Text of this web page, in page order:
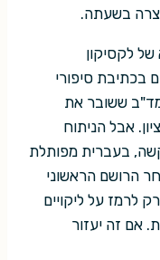
בשעתה.
לקסיקון
בכתיבת סיפורי
ששובר את
אבל הניתוח
בעברית מפותלת
הרושם הראשוני
לרמז על ליקויים
אם זה יעזור